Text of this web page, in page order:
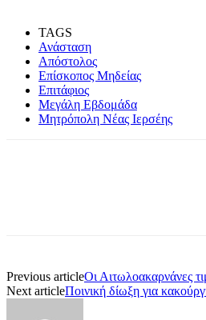
TAGS
Ανάσταση
Απόστολος
Επίσκοπος Μηδείας
Επιτάφιος
Μεγάλη Εβδομάδα
Μητρόπολη Νέας Ιερσέης
Previous articleΟι Αιτωλοακαρνάνες
Next articleΠοινική δίωξη για